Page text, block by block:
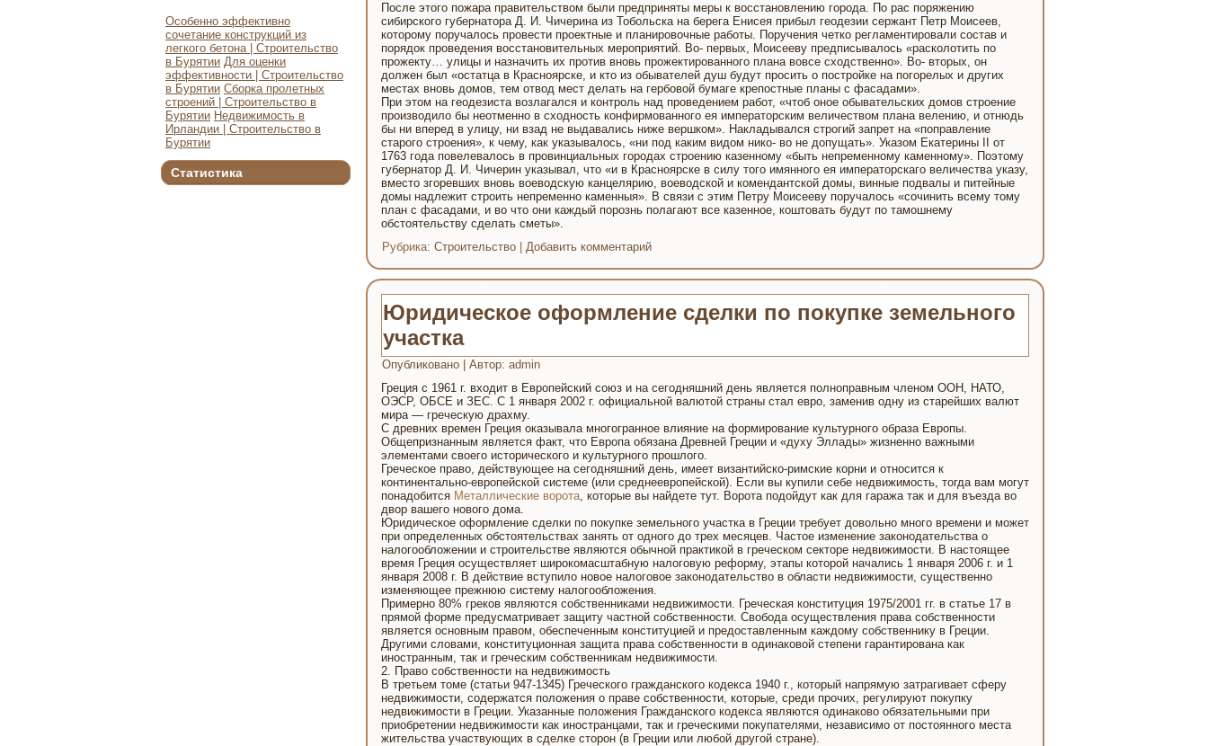
Особенно эффективно
сочетание конструкций из
легкого бетона | Строительство
в Бурятии Для оценки
эффективности | Строительство
в Бурятии Сборка пролетных
строений | Строительство в
Бурятии Недвижимость в
Ирландии | Строительство в
Бурятии
Статистика
После этого пожара правительством были предприняты меры к восстановлению города. По рас поряжению
сибирского губернатора Д. И. Чичерина из Тобольска на берега Енисея прибыл геодезии сержант Петр Моисеев,
которому поручалось провести проектные и планировочные работы. Поручения четко регламентировали состав и
порядок проведения восстановительных мероприятий. Во- первых, Моисееву предписывалось «расколотить по
прожекту… улицы и назначить их против вновь прожектированного плана вовсе сходственно». Во- вторых, он
должен был «остатца в Красноярске, и кто из обывателей душ будут просить о постройке на погорелых и других
местах вновь домов, тем отвод мест делать на гербовой бумаге крепостные планы с фасадами».
При этом на геодезиста возлагался и контроль над проведением работ, «чтоб оное обывательских домов строение
производило бы неотменно в сходность конфирмованного ея императорским величеством плана велению, и отнюдь
бы ни вперед в улицу, ни взад не выдавались ниже вершком». Накладывался строгий запрет на «поправление
старого строения», к чему, как указывалось, «ни под каким видом нико- во не допущать». Указом Екатерины II от
1763 года повелевалось в провинциальных городах строению казенному «быть непременному каменному». Поэтому
губернатор Д. И. Чичерин указывал, что «и в Красноярске в силу того имянного ея императорскаго величества указу,
вместо згоревших вновь воеводскую канцелярию, воеводской и комендантской домы, винные подвалы и питейные
домы надлежит строить непременно каменныя». В связи с этим Петру Моисееву поручалось «сочинить всему тому
план с фасадами, и во что они каждый порознь полагают все казенное, коштовать будут по тамошнему
обстоятельству сделать сметы».
Рубрика: Строительство Добавить комментарий
Юридическое оформление сделки по покупке земельного
участка
Опубликовано Автор: admin
Греция с 1961 г. входит в Европейский союз и на сегодняшний день является полноправным членом ООН, НАТО,
ОЭСР, ОБСЕ и ЗЕС. С 1 января 2002 г. официальной валютой страны стал евро, заменив одну из старейших валют
мира — греческую драхму.
С древних времен Греция оказывала многогранное влияние на формирование культурного образа Европы.
Общепризнанным является факт, что Европа обязана Древней Греции и «духу Эллады» жизненно важными
элементами своего исторического и культурного прошлого.
Греческое право, действующее на сегодняшний день, имеет византийско-римские корни и относится к
континентально-европейской системе (или среднеевропейской). Если вы купили себе недвижимость, тогда вам могут
понадобится Металлические ворота, которые вы найдете тут. Ворота подойдут как для гаража так и для въезда во
двор вашего нового дома.
Юридическое оформление сделки по покупке земельного участка в Греции требует довольно много времени и может
при определенных обстоятельствах занять от одного до трех месяцев. Частое изменение законодательства о
налогообложении и строительстве являются обычной практикой в греческом секторе недвижимости. В настоящее
время Греция осуществляет широкомасштабную налоговую реформу, этапы которой начались 1 января 2006 г. и 1
января 2008 г. В действие вступило новое налоговое законодательство в области недвижимости, существенно
изменяющее прежнюю систему налогообложения.
Примерно 80% греков являются собственниками недвижимости. Греческая конституция 1975/2001 гг. в статье 17 в
прямой форме предусматривает защиту частной собственности. Свобода осуществления права собственности
является основным правом, обеспеченным конституцией и предоставленным каждому собственнику в Греции.
Другими словами, конституционная защита права собственности в одинаковой степени гарантирована как
иностранным, так и греческим собственникам недвижимости.
2. Право собственности на недвижимость
В третьем томе (статьи 947-1345) Греческого гражданского кодекса 1940 г., который напрямую затрагивает сферу
недвижимости, содержатся положения о праве собственности, которые, среди прочих, регулируют покупку
недвижимости в Греции. Указанные положения Гражданского кодекса являются одинаково обязательными при
приобретении недвижимости как иностранцами, так и греческими покупателями, независимо от постоянного места
жительства участвующих в сделке сторон (в Греции или любой другой стране).